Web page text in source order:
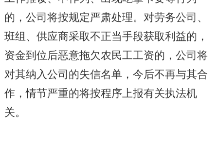
的，公司将按规定严肃处理。对劳务公司、
班组、供应商采取不正当手段获取利益的，
资金到位后恶意拖欠农民工工资的，公司将
对其纳入公司的失信名单，今后不再与其合
作，情节严重的将按程序上报有关执法机
关。